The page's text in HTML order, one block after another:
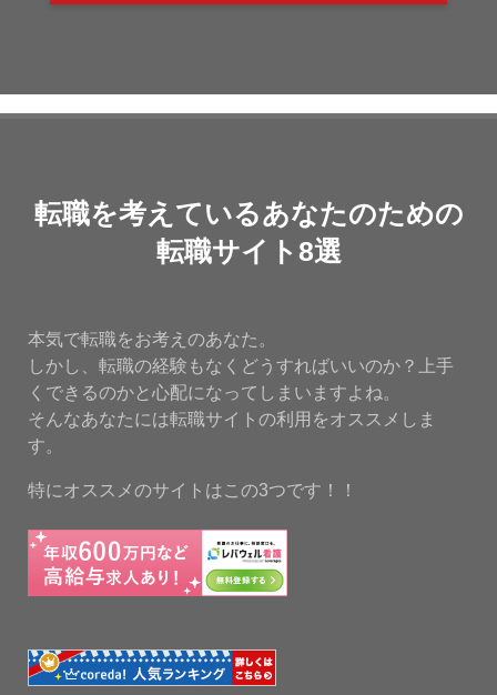
転職を考えているあなたのための
転職サイト8選
本気で転職をお考えのあなた。
しかし、転職の経験もなくどうすればいいのか？上手
くできるのかと心配になってしまいますよね。
そんなあなたには転職サイトの利用をオススメしま
す。
特にオススメのサイトはこの3つです！！